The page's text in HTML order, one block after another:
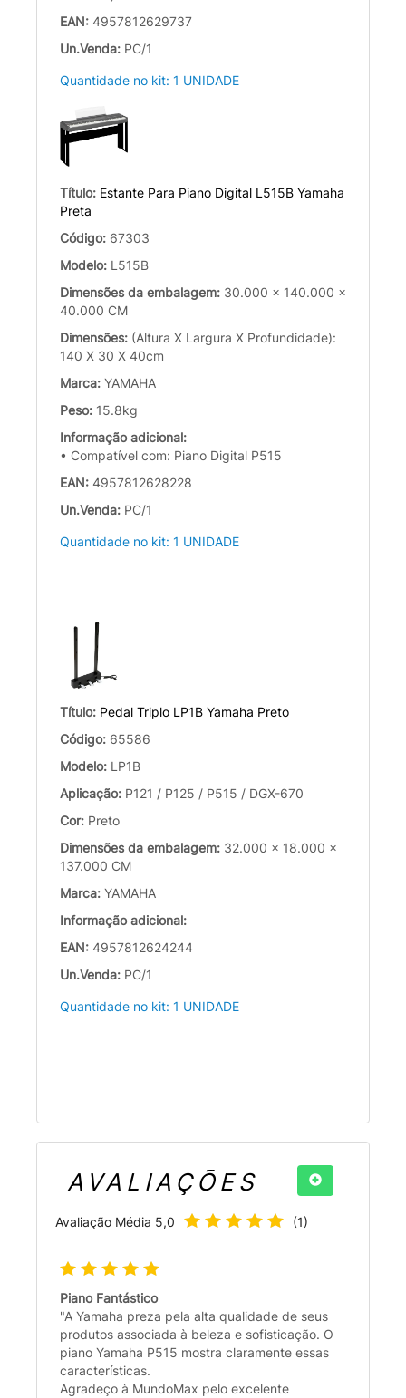
EAN: 4957812629737
Un.Venda: PC/1
Quantidade no kit: 1 UNIDADE
Título: Estante Para Piano Digital L515B Yamaha
Preta
Código: 67303
Modelo: L515B
Dimensões da embalagem: 30.000 x 140.000 x
40.000 CM
Dimensões: (Altura X Largura X Profundidade):
140 X 30 X 40cm
Marca: YAMAHA
Peso: 15.8kg
Informação adicional:
• Compatível com: Piano Digital P515
EAN: 4957812628228
Un.Venda: PC/1
Quantidade no kit: 1 UNIDADE
Título: Pedal Triplo LP1B Yamaha Preto
Código: 65586
Modelo: LP1B
Aplicação: P121 / P125 / P515 / DGX-670
Cor: Preto
Dimensões da embalagem: 32.000 x 18.000 x
137.000 CM
Marca: YAMAHA
Informação adicional:
EAN: 4957812624244
Un.Venda: PC/1
Quantidade no kit: 1 UNIDADE
AVALIAÇÕES
Avaliação Média 5,0 (1)
Piano Fantástico
"A Yamaha preza pela alta qualidade de seus
produtos associada à beleza e sofisticação. O
piano Yamaha P515 mostra claramente essas
características.
Agradeço à MundoMax pelo excelente